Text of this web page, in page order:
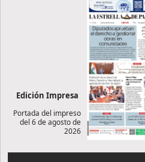
Edición Impresa
Portada del impreso
del 6 de agosto de
2026